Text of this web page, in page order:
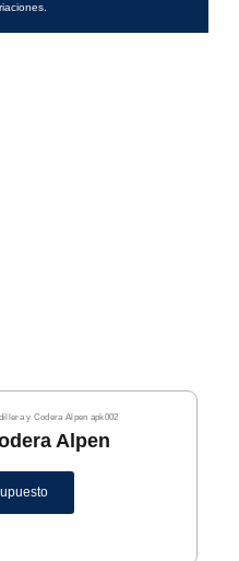
y Codera Alpen apk002
Alpen